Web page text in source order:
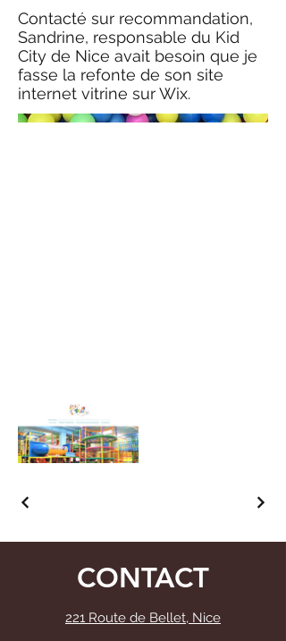
Contacté sur recommandation,
Sandrine, responsable du Kid
City de Nice avait besoin que je
fasse la refonte de son site
internet vitrine sur Wix.
CONTACT
221 Route de Bellet, Nice